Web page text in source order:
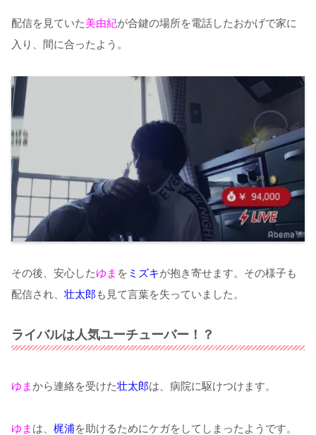
配信を見ていた美由紀が合鍵の場所を電話したおかげで家に
入り、間に合ったよう。
その後、安心したゆま を ミズキが抱き寄せます。その様子も
配信され、 壮太郎 も見て言葉を失っていました。
ライバルは人気ユーチューバー！？
ゆまから連絡を受けた壮太郎は、病院に駆けつけます。
ゆま は、 梶浦を助けるためにケガをしてしまったようです。